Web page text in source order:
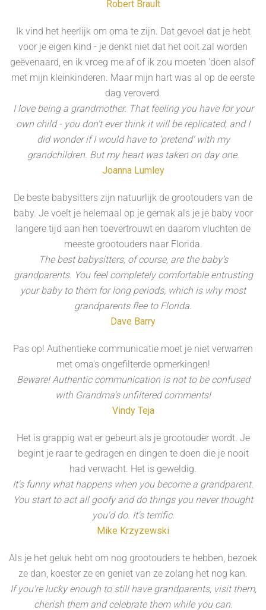
Robert Brault
Ik vind het heerlijk om oma te zijn. Dat gevoel dat je hebt
voor je eigen kind - je denkt niet dat het ooit zal worden
geëvenaard, en ik vroeg me af of ik zou moeten 'doen alsof'
met mijn kleinkinderen. Maar mijn hart was al op de eerste
dag veroverd.
I love being a grandmother. That feeling you have for your
own child - you don't ever think it will be replicated, and I
did wonder if I would have to 'pretend' with my
grandchildren. But my heart was taken on day one.
Joanna Lumley
De beste babysitters zijn natuurlijk de grootouders van de
baby. Je voelt je helemaal op je gemak als je je baby voor
langere tijd aan hen toevertrouwt en daarom vluchten de
meeste grootouders naar Florida.
The best babysitters, of course, are the baby’s
grandparents. You feel completely comfortable entrusting
your baby to them for long periods, which is why most
grandparents flee to Florida.
Dave Barry
Pas op! Authentieke communicatie moet je niet verwarren
met oma's ongefilterde opmerkingen!
Beware! Authentic communication is not to be confused
with Grandma's unfiltered comments!
Vindy Teja
Het is grappig wat er gebeurt als je grootouder wordt. Je
begint je raar te gedragen en dingen te doen die je nooit
had verwacht. Het is geweldig.
It's funny what happens when you become a grandparent.
You start to act all goofy and do things you never thought
you'd do. It's terrific.
Mike Krzyzewski
Als je het geluk hebt om nog grootouders te hebben, bezoek
ze dan, koester ze en geniet van ze zolang het nog kan.
If you're lucky enough to still have grandparents, visit them,
cherish them and celebrate them while you can.